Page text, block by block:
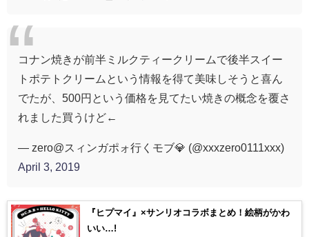
コナン焼きが前半ミルクティークリームで後半スイー
トポテトクリームという情報を得て美味しそうと喜ん
でたが、500円という価格を見てたい焼きの概念を覆さ
れました買うけど←
— zero@スィンガポォ行くモブ💎 (@xxxzero0111xxx)
April 3, 2019
『ヒプマイ』×サンリオコラボまとめ！絵柄がかわ
いい…!